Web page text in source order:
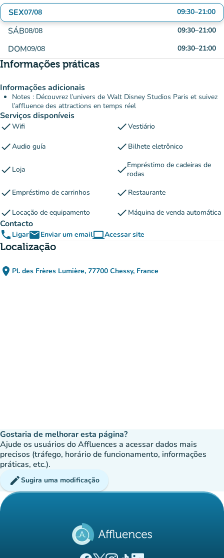
SEX07/08 09:30–21:00
SÁB08/08 09:30–21:00
DOM09/08 09:30–21:00
Informações práticas
Informações adicionais
Notes : Découvrez l’univers de Walt Disney Studios Paris et suivez
l’affluence des attractions en temps réel
Serviços disponíveis
checkWifi checkVestiário
checkAudio guía check Bilhete eletrônico
check Loja checkEmpréstimo de cadeiras de
rodas
check Empréstimo de carrinhos check Restaurante
check Locação de equipamento check Máquina de venda automática
Contacto
phone LigaremailEnviar um emailcomputerAcessar site
(novo separador)
Localização
place Pl. des Frères Lumière, 77700 Chessy, France
(abrir no Google Maps)
(novo separador)
Gostaria de melhorar esta página?
Ajude os usuários do Affluences a acessar dados mais
precisos (tráfego, horário de funcionamento, informações
práticas, etc.).
editSugira uma modificação